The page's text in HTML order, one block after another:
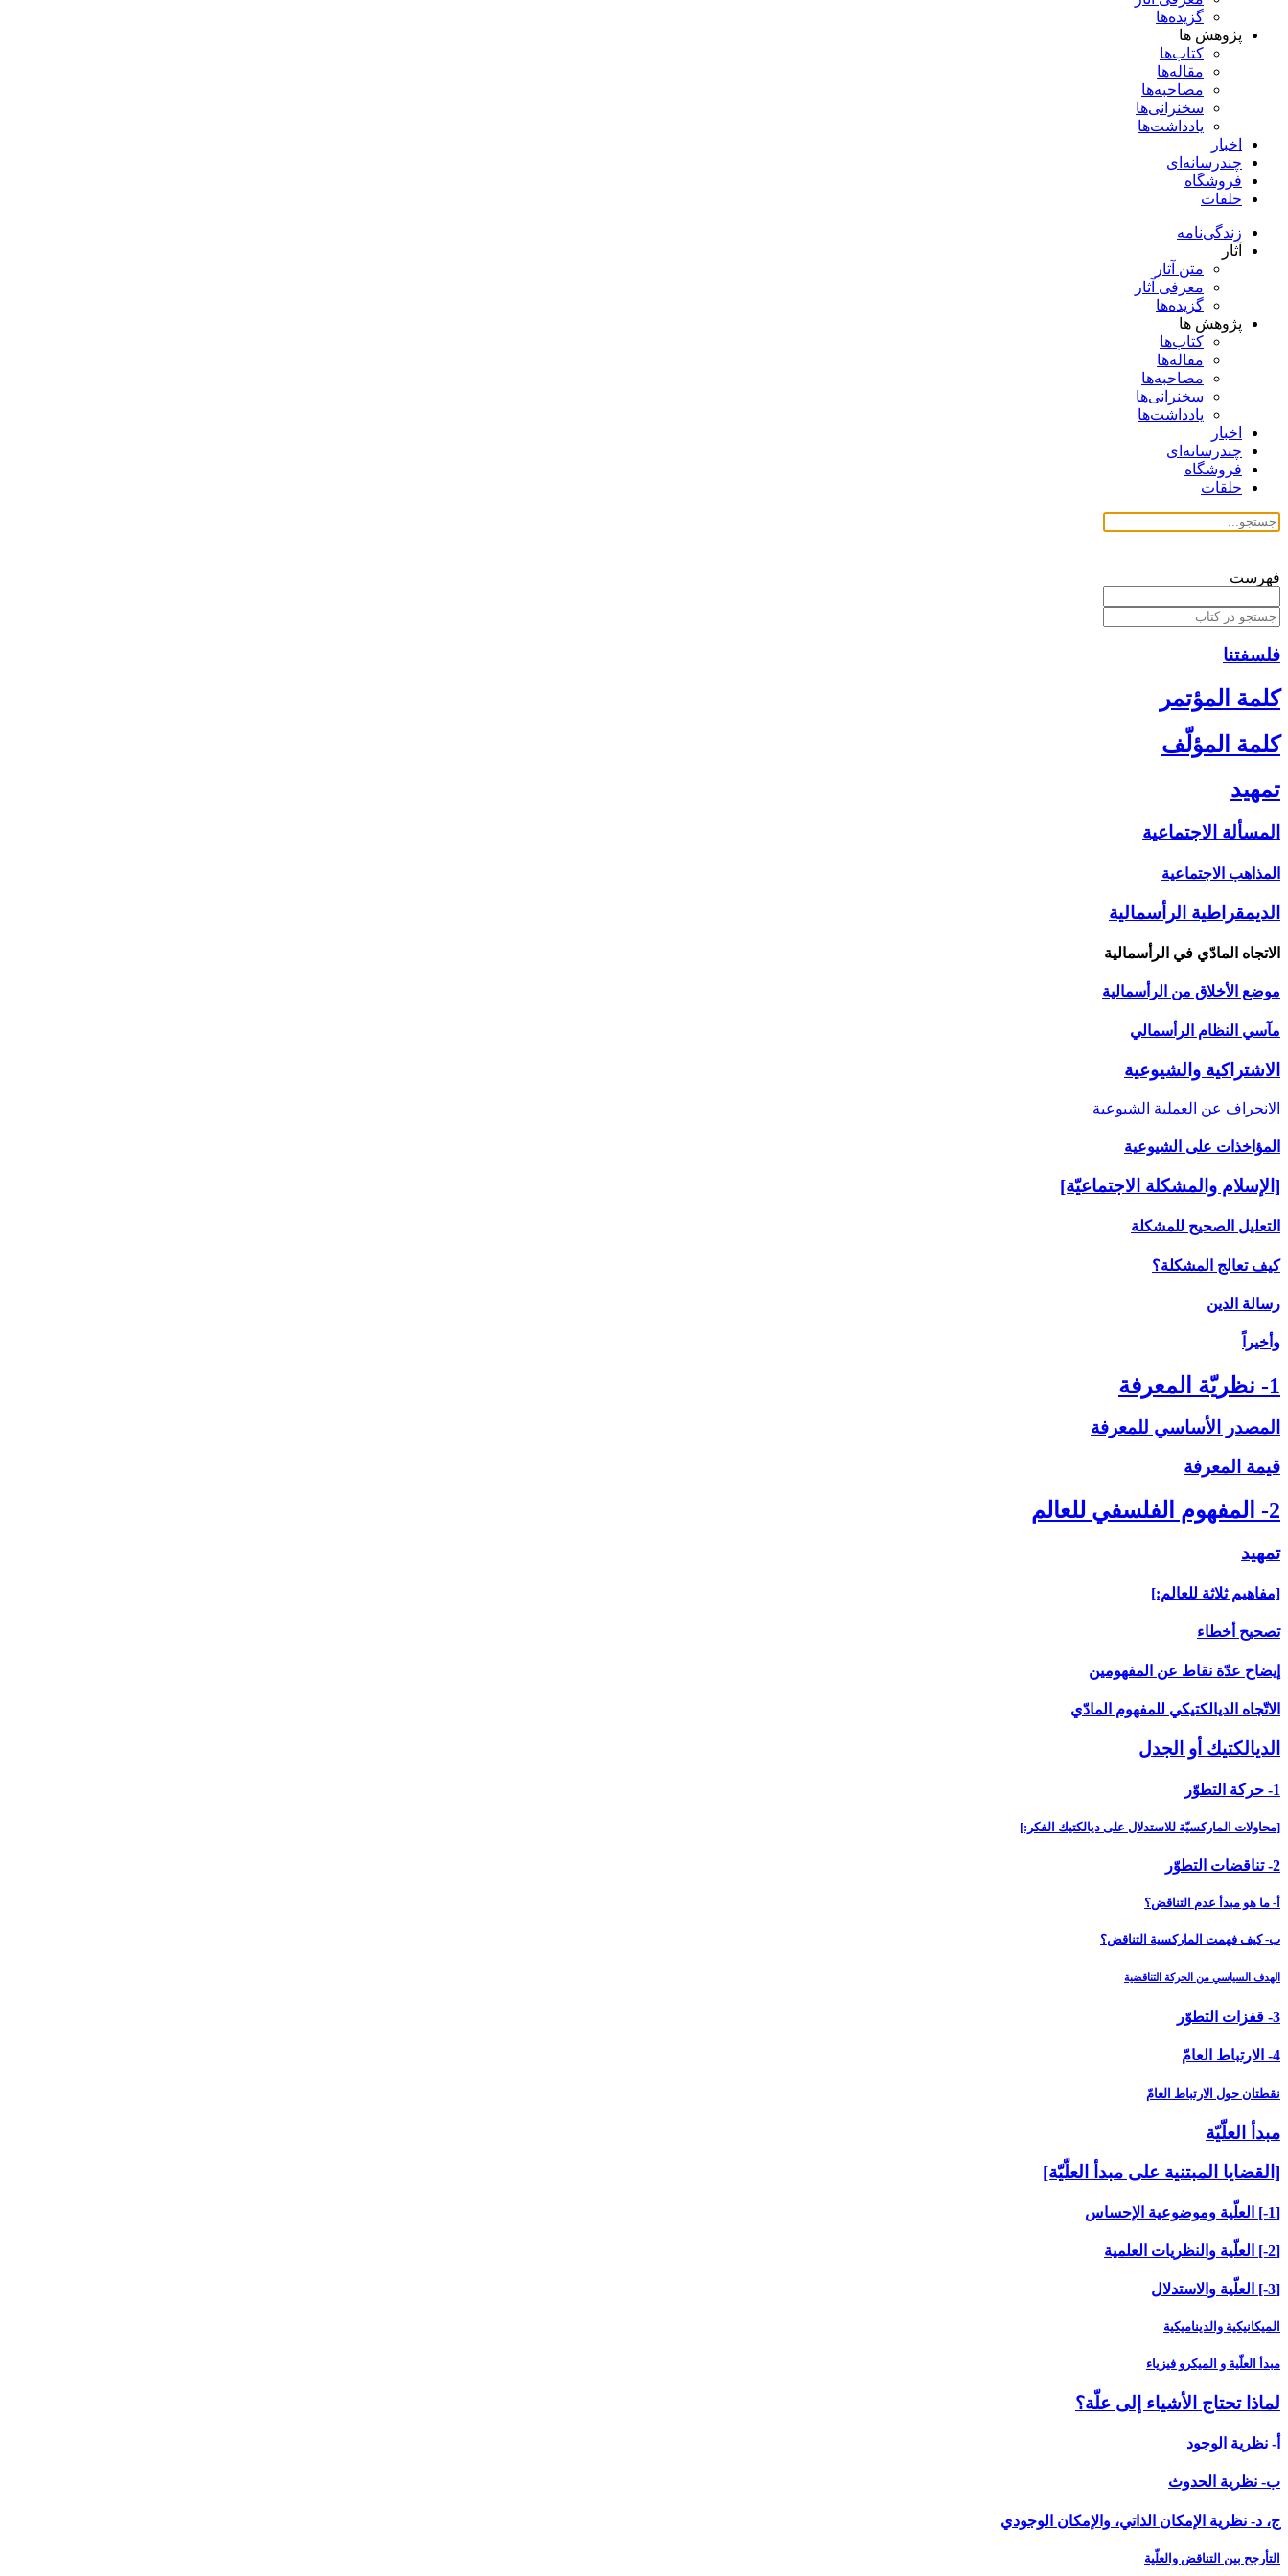
گزیده‌ها
پژوهش ها
کتاب‌ها
مقاله‌ها
مصاحبه‌ها
سخنرانی‌ها
یادداشت‌ها
اخبار
چندرسانه‌ای
فروشگاه
حلقات
زندگی‌نامه
آثار
متن آثار
معرفی آثار
گزیده‌ها
پژوهش ها
کتاب‌ها
مقاله‌ها
مصاحبه‌ها
سخنرانی‌ها
یادداشت‌ها
اخبار
چندرسانه‌ای
فروشگاه
حلقات
فهرست
فلسفتنا
كلمة المؤتمر
كلمة المؤلّف‏
تمهيد
المسألة الاجتماعية
المذاهب الاجتماعية
الديمقراطية الرأسمالية
الاتجاه المادّي في الرأسمالية
موضع الأخلاق من الرأسمالية
مآسي النظام الرأسمالي
الاشتراكية والشيوعية
الانحراف عن العملية الشيوعية
المؤاخذات على الشيوعية
[الإسلام والمشكلة الاجتماعيّة]
التعليل الصحيح للمشكلة
كيف تعالج المشكلة؟
رسالة الدين
وأخيراً
1- نظريّة المعرفة
المصدر الأساسي للمعرفة
قيمة المعرفة
2- المفهوم الفلسفي للعالم
تمهيد
[مفاهيم ثلاثة للعالم:]
تصحيح أخطاء
إيضاح عدّة نقاط عن المفهومين
الاتّجاه الديالكتيكي للمفهوم المادّي
الديالكتيك أو الجدل‏
1- حركة التطوّر
[محاولات الماركسيّة للاستدلال على ديالكتيك الفكر:]
2- تناقضات التطوّر
أ- ما هو مبدأ عدم التناقض؟
ب- كيف فهمت الماركسية التناقض؟
الهدف السياسي من الحركة التناقضية
3- قفزات التطوّر
4- الارتباط العامّ‏
نقطتان حول الارتباط العامّ
مبدأ العلّيّة
[القضايا المبتنية على مبدأ العلّيّة]
[1-] العلّية وموضوعية الإحساس
[2-] العلّية والنظريات العلمية
[3-] العلّية والاستدلال
الميكانيكية والديناميكية
مبدأ العلّية و الميكرو فيزياء
لماذا تحتاج الأشياء إلى علّة؟
أ- نظرية الوجود
ب- نظرية الحدوث
ج، د- نظرية الإمكان الذاتي، والإمكان الوجودي
التأرجح بين التناقض والعلّية